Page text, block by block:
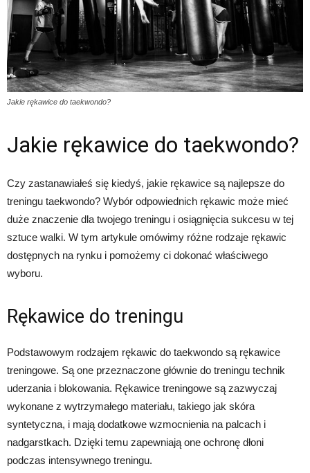
Jakie rękawice do taekwondo?
Jakie rękawice do taekwondo?
Czy zastanawiałeś się kiedyś, jakie rękawice są najlepsze do
treningu taekwondo? Wybór odpowiednich rękawic może mieć
duże znaczenie dla twojego treningu i osiągnięcia sukcesu w tej
sztuce walki. W tym artykule omówimy różne rodzaje rękawic
dostępnych na rynku i pomożemy ci dokonać właściwego
wyboru.
Rękawice do treningu
Podstawowym rodzajem rękawic do taekwondo są rękawice
treningowe. Są one przeznaczone głównie do treningu technik
uderzania i blokowania. Rękawice treningowe są zazwyczaj
wykonane z wytrzymałego materiału, takiego jak skóra
syntetyczna, i mają dodatkowe wzmocnienia na palcach i
nadgarstkach. Dzięki temu zapewniają one ochronę dłoni
podczas intensywnego treningu.